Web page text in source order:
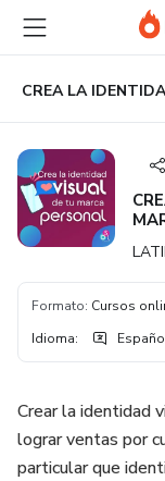
principal
página
de
página
Formato: Cursos
Idioma:
Crear la identidad
lograr ventas por
particular que